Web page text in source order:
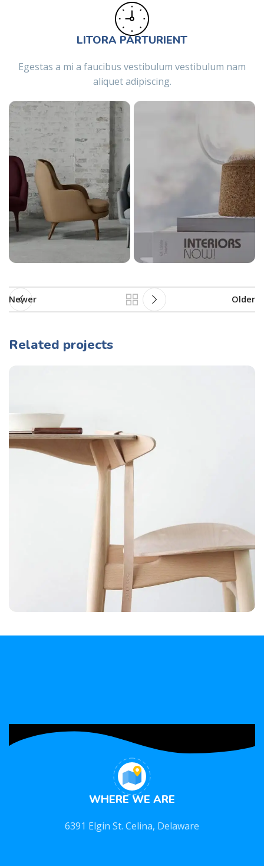
LITORA PARTURIENT
Egestas a mi a faucibus vestibulum vestibulum nam
aliquet adipiscing.
Newer Older
Related projects
WHERE WE ARE
6391 Elgin St. Celina, Delaware